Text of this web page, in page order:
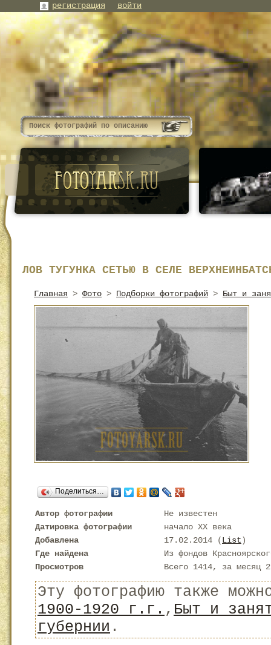
ЛОВ ТУГУНКА СЕТЬЮ В СЕЛЕ
Главная > Фото > Подборки фотографий > Быт и
Поделиться…
Автор фотографии
Не известен
Датировка фотографии
начало XX века
Добавлена
17.02.2014 (List)
Где найдена
Из фондов
Просмотров
Всего 1414, за месяц
Эту фотографию также
1900-1920 г.г. , Быт и
губернии .
регистрация войти